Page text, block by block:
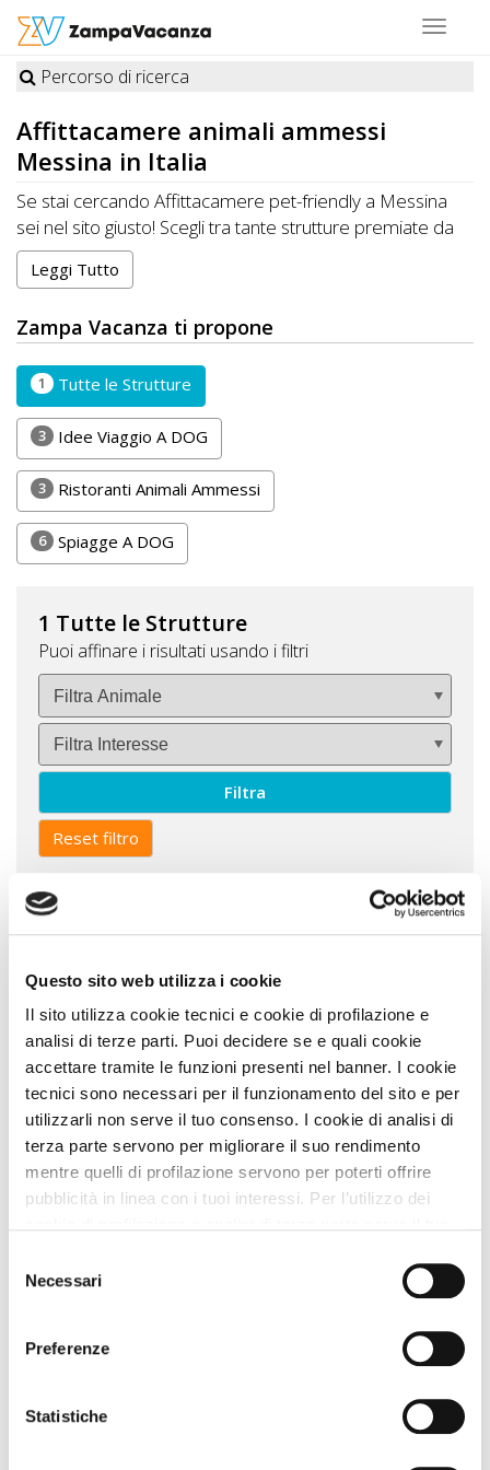
Questo sito web utilizza i cookie
Il sito utilizza cookie tecnici e cookie di profilazione e
analisi di terze parti. Puoi decidere se e quali cookie
accettare tramite le funzioni presenti nel banner. I cookie
tecnici sono necessari per il funzionamento del sito e per
utilizzarli non serve il tuo consenso. I cookie di analisi di
terza parte servono per migliorare il suo rendimento
mentre quelli di profilazione servono per poterti offrire
pubblicità in linea con i tuoi interessi. Per l’utilizzo dei
senza accettare” verranno installati solo i cookie tecnici.
Cliccando il pulsante “Accetta tutto” acconsenti all’utilizzo
di tutti i cookie. Cliccando il pulsante “mostra dettagli”
troverai le varie categorie di cookie e potrai accettare o
tue scelte. Puoi modificare le tue scelte in ogni momento.
delNecessari
Preferenze
Statistiche
Toggle
STRUTTURE
A
DOG
LUOGHI
DOG
OFFERTE
A
DOG
A
DOG
CHIEDI
SCONTO
Video
Tutorial
Lavora
con
Noi
Inserisci
Attività
Percorso di ricerca
Affittacamere animali ammessi
Messina in Italia
Se stai cercando Affittacamere pet-friendly a Messina
sei nel sito giusto! Scegli tra tante strutture premiate da
Zampa Vacanza felici di ospitare cani, gatti e altri animali
domestici. Organizza la tua Vacanza ideale a Messina
direttamente la Struttura per conoscere disponibilità e
in Vacanza, sempre con te!
Leggi Tutto
Zampa Vacanza ti propone
1 Tutte le Strutture
3 Idee Viaggio A DOG
3 Ristoranti Animali Ammessi
6 Spiagge A DOG
1 Tutte le Strutture
Puoi affinare i risultati usando i filtri
Filtra
Reset filtro
Visualizzo1elemento
Affittacamere
Savoca (Messina) Sicilia
Vedi